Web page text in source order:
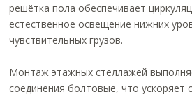
решётка пола обеспечивает
естественное освещение нижних
чувствительных грузов.
Монтаж этажных стеллажей
соединения болтовые, что ускоряет